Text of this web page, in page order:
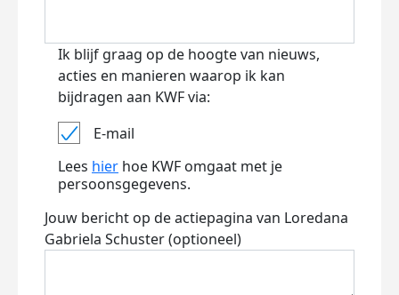
Ik blijf graag op de hoogte van nieuws,
acties en manieren waarop ik kan
bijdragen aan KWF via:
E-mail
Lees hier hoe KWF omgaat met je
persoonsgegevens.
Jouw bericht op de actiepagina van Loredana
Gabriela Schuster (optioneel)